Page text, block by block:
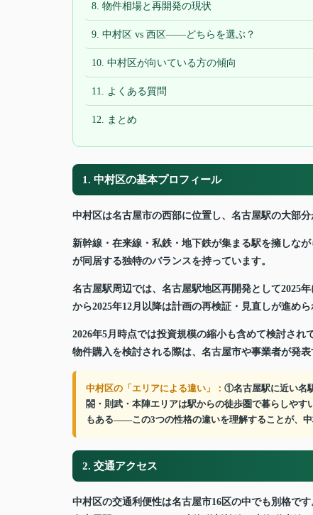
8. 物件相場と再開発の現状
9. 中村区 vs 西区——どちらを選ぶ？
10. 中村区が向いている方の傾向
11. よくある質問
12. まとめ
1. 中村区の基本プロフィール
中村区は名古屋市の西部に位置し、名古屋駅の大部
新幹線・在来線・私鉄・地下鉄が集まる駅を擁しな
が同居する独特のバランスを持っています。
名古屋駅周辺では、名古屋駅地区再開発として2025
から2025年12月以降は計画の再検証・見直しが進めら
2026年5月時点では投資規模の縮小も含めて検討され
物件購入を検討される際は、名古屋市や事業者が発
中村区の「エリアによる違い」： ①名古屋駅に近い名
閤・則武・本陣エリアは駅からの徒歩圏で暮らしや
もある——この3つの性格の違いを理解することが、中
2. 交通アクセス
中村区の交通利便性は名古屋市16区の中でも別格です